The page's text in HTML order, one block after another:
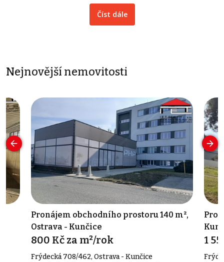
Číst dále
Nejnovější nemovitosti
Pronájem obchodního prostoru 140 m²,
Ostrava - Kunčice
800 Kč za m²/rok
Frýdecká 708/462, Ostrava - Kunčice
1